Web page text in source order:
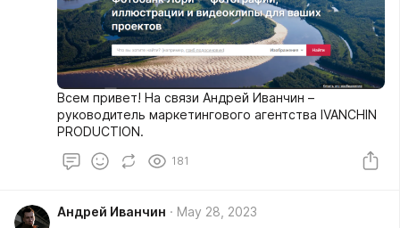
Всем привет! На связи Андрей Иванчин –
руководитель маркетингового агентства IVANCHIN
PRODUCTION.
181
Андрей Иванчин May 28, 2023